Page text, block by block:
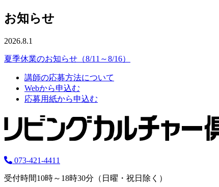
お知らせ
2026.8.1
夏季休業のお知らせ（8/11～8/16）
講師の応募方法について
Webから申込む
応募用紙から申込む
073-421-4411
受付時間10時～18時30分（日曜・祝日除く）